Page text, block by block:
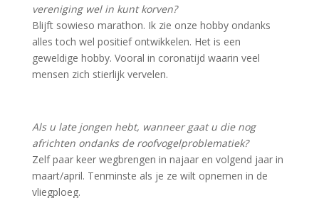
vereniging wel in kunt korven?
Blijft sowieso marathon. Ik zie onze hobby ondanks
alles toch wel positief ontwikkelen. Het is een
geweldige hobby. Vooral in coronatijd waarin veel
mensen zich stierlijk vervelen.
Als u late jongen hebt, wanneer gaat u die nog
africhten ondanks de roofvogelproblematiek?
Zelf paar keer wegbrengen in najaar en volgend jaar in
maart/april. Tenminste als je ze wilt opnemen in de
vliegploeg.